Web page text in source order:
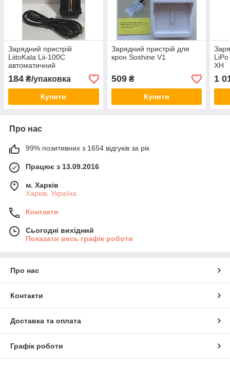
Зарядний пристрій
LiitoKala Lii-100C
автоматичний
184 ₴/упаковка
Купити
Зарядний пристрій для
крон Soshine V1
509₴
Купити
XH
1
Про нас
99% позитивних з 1654 відгуків за рік
Працює з 13.09.2016
м. Харків
Харків, Україна
Контакти
Сьогодні вихідний
Показати весь графік роботи
Про нас
Контакти
Доставка та оплата
Графік роботи